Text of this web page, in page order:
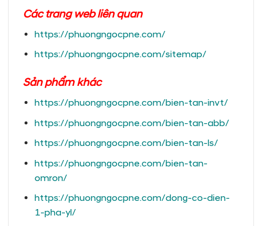
Các trangweb liên quan
https://phuongngocpne.com/
https://phuongngocpne.com/sitemap/
Sản phẩm khác
https://phuongngocpne.com/bien-tan-invt/
https://phuongngocpne.com/bien-tan-abb/
https://phuongngocpne.com/bien-tan-ls/
https://phuongngocpne.com/bien-tan-
omron/
https://phuongngocpne.com/dong-co-dien-
1-pha-yl/